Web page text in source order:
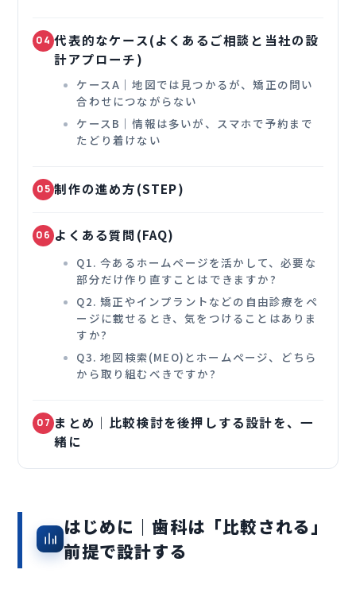
04 代表的なケース(よくあるご相談と当社の設
計アプローチ)
ケースA｜地図では見つかるが、矯正の問い
合わせにつながらない
ケースB｜情報は多いが、スマホで予約まで
たどり着けない
05 制作の進め方(STEP)
06 よくある質問(FAQ)
Q1. 今あるホームページを活かして、必要な
部分だけ作り直すことはできますか?
Q2. 矯正やインプラントなどの自由診療をペ
ージに載せるとき、気をつけることはありま
すか?
Q3. 地図検索(MEO)とホームページ、どちら
から取り組むべきですか?
07 まとめ｜比較検討を後押しする設計を、一
緒に
はじめに｜歯科は「比較される」
前提で設計する